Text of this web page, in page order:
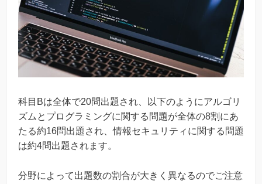
科目Bは全体で20問出題され、以下のようにアルゴリ
ズムとプログラミングに関する問題が全体の8割にあ
たる約16問出題され、情報セキュリティに関する問題
は約4問出題されます。
分野によって出題数の割合が大きく異なるのでご注意